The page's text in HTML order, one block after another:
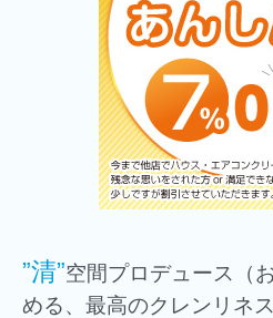
”清”空間プロデュース（
める、最高のクレンリネ